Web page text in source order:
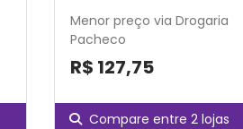
Menor preço via Drogaria
Pacheco
R$ 127,75
Compare entre 2 lojas